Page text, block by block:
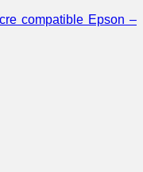
compatible Epson –